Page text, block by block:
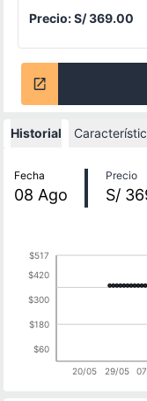
Precio:S/ 369.00
Historial
Fecha
08 Ago
Precio
S/
20/05 29/05
$60
$180
$300
$420
$517